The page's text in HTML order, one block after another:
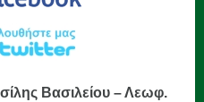
Βασιλείου – Λεωφ.